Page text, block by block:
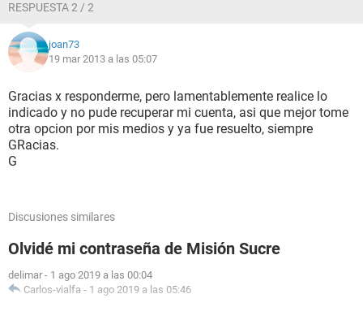
RESPUESTA 2 / 2
joan73
19 mar 2013 a las 05:07
Gracias x responderme, pero lamentablemente realice lo
indicado y no pude recuperar mi cuenta, asi que mejor tome
otra opcion por mis medios y ya fue resuelto, siempre
GRacias.
G
Discusiones similares
Olvidé mi contraseña de Misión Sucre
delimar - 1 ago 2019 a las 00:04
Carlos-vialfa - 1 ago 2019 a las 05:46